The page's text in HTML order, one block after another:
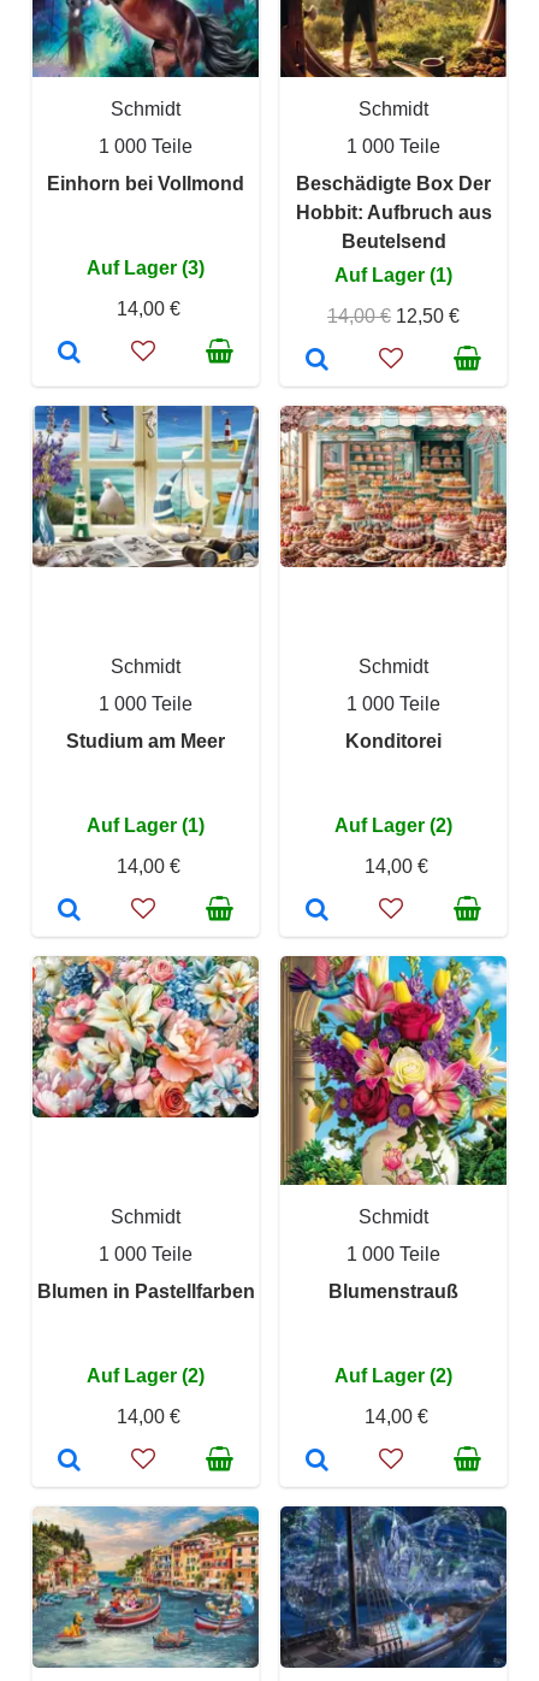
Schmidt
1 000 Teile
Einhorn bei Vollmond
Auf Lager (3)
14,00 €
Schmidt
1 000 Teile
Beschädigte Box Der
Hobbit: Aufbruch aus
Beutelsend
Auf Lager (1)
14,00 € 12,50 €
Schmidt
1 000 Teile
Studium am Meer
Auf Lager (1)
14,00 €
Schmidt
1 000 Teile
Konditorei
Auf Lager (2)
14,00 €
Schmidt
1 000 Teile
Blumen in Pastellfarben
Auf Lager (2)
14,00 €
Schmidt
1 000 Teile
Blumenstrauß
Auf Lager (2)
14,00 €